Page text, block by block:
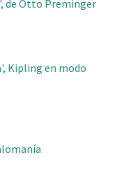
de Otto Preminger
Kipling en modo